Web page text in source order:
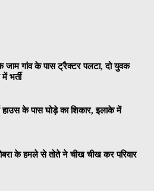
जाम गांव के पास ट्रैक्टर पलटा, दो युवक
भर्ती
हाउस के पास घोड़े का शिकार, इलाके में
के हमले से तोते ने चीख चीख कर परिवार